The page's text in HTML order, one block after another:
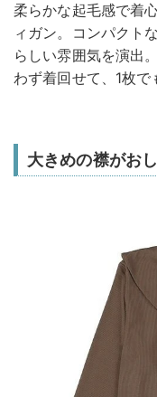
柔らかな起毛感で着
ィガン。コンパクト
らしい雰囲気を演出
わず着回せて、1枚で
大きめの襟がお